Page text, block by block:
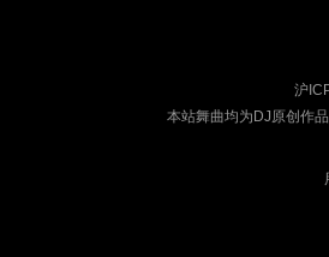
沪
本站舞曲均为DJ原创作